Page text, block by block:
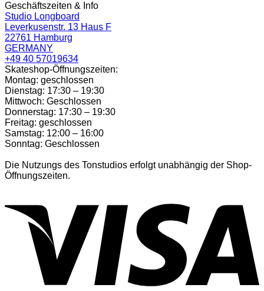
Geschäftszeiten & Info
Studio Longboard
Leverkusenstr. 13 Haus F
22761 Hamburg
GERMANY
+49 40 57019634
Skateshop-Öffnungszeiten:
Montag: geschlossen
Dienstag: 17:30 – 19:30
Mittwoch: Geschlossen
Donnerstag: 17:30 – 19:30
Freitag: geschlossen
Samstag: 12:00 – 16:00
Sonntag: Geschlossen
Die Nutzungs des Tonstudios erfolgt unabhängig der Shop-
Öffnungszeiten.